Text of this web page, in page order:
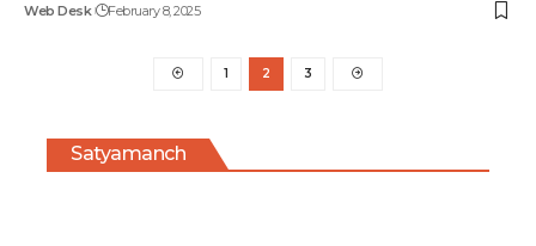
Web Desk February 8, 2025
1 2 3
Satyamanch